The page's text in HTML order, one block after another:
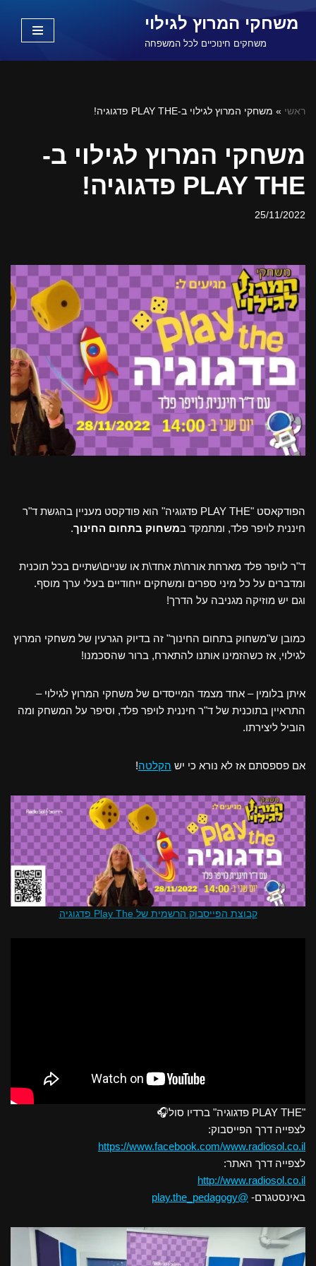
משחקי המרוץ לגילוי
משחקים חינוכיים לכל המשפחה
ראשי » משחקי המרוץ לגילוי ב-PLAY THE פדגוגיה!
משחקי המרוץ לגילוי ב-
PLAY THE פדגוגיה!
25/11/2022
הפודקאסט "PLAY THE פדגוגיה" הוא פודקסט מעניין בהגשת ד"ר
חיננית לויפר פלד, ומתמקד במשחוק בתחום החינוך.
ד"ר לויפר פלד מארחת אורח\ת אחד\ת או שניים\שתיים בכל תוכנית
ומדברים על כל מיני ספרים ומשחקים ייחודיים בעלי ערך מוסף.
וגם יש מוזיקה מגניבה על הדרך!
כמובן ש"משחוק בתחום החינוך" זה בדיוק הגרעין של משחקי המרוץ
לגילוי, אז כשהזמינו אותנו להתארח, ברור שהסכמנו!
איתן בלומין – אחד מצמד המייסדים של משחקי המרוץ לגילוי –
התראיין בתוכנית של ד"ר חיננית לויפר פלד, וסיפר על המשחק ומה
הוביל ליצירתו.
אם פספסתם אז לא נורא כי יש הקלטה!
קבוצת הפייסבוק הרשמית של Play The פדגוגיה
"PLAY THE פדגוגיה" ברדיו סול🎧
לצפייה דרך הפייסבוק:
https://www.facebook.com/www.radiosol.co.il
לצפייה דרך האתר:
http://www.radiosol.co.il
באינסטגרם- @play.the_pedagogy